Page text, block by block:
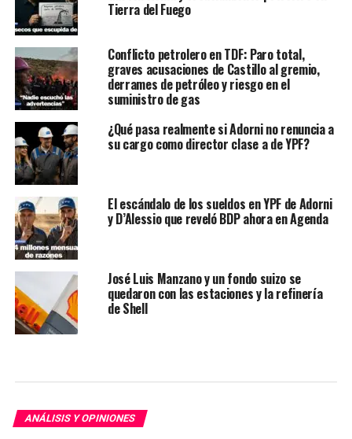
Tierra del Fuego
Conflicto petrolero en TDF: Paro total,
graves acusaciones de Castillo al gremio,
derrames de petróleo y riesgo en el
suministro de gas
¿Qué pasa realmente si Adorni no renuncia a
su cargo como director clase a de YPF?
El escándalo de los sueldos en YPF de Adorni
y D’Alessio que reveló BDP ahora en Agenda
José Luis Manzano y un fondo suizo se
quedaron con las estaciones y la refinería
de Shell
ANÁLISIS Y OPINIONES